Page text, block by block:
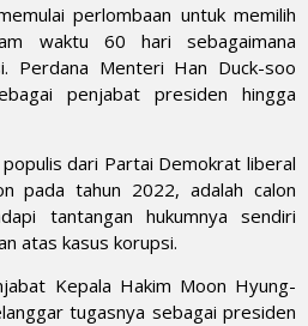
perlombaan untuk memilih
waktu 60 hari sebagaimana
Perdana Menteri Han Duck-soo
penjabat presiden hingga
dari Partai Demokrat liberal
pada tahun 2022, adalah calon
tantangan hukumnya sendiri
atas kasus korupsi.
Kepala Hakim Moon Hyung-
tugasnya sebagai presiden